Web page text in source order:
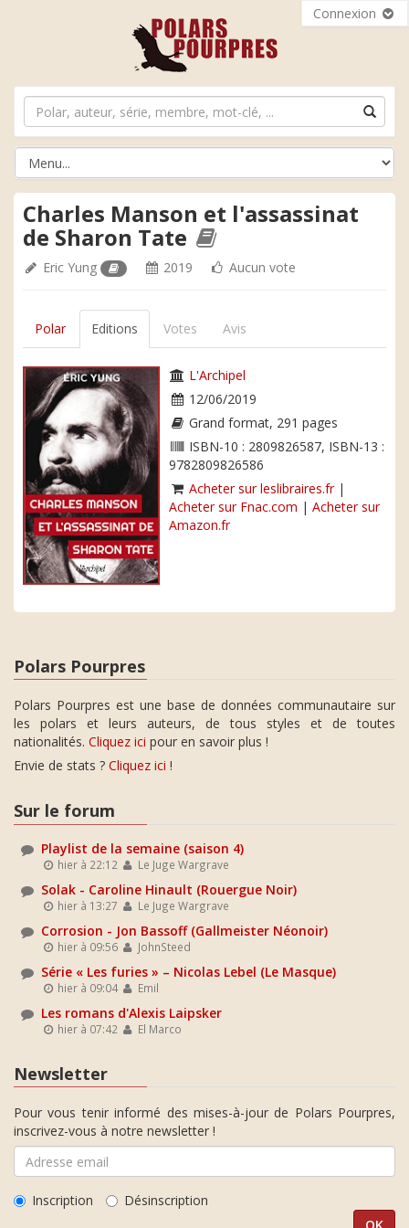
Connexion
Charles Manson et l'assassinat
de Sharon Tate
Eric Yung 2019 Aucun vote
Polar Editions Votes Avis
L'Archipel
12/06/2019
Grand format, 291 pages
ISBN-10 : 2809826587, ISBN-13 :
9782809826586
Acheter sur leslibraires.fr|
Acheter sur Fnac.com | Acheter sur
Amazon.fr
Polars Pourpres
Polars Pourpres est une base de données communautaire sur
les polars et leurs auteurs, de tous styles et de toutes
nationalités. Cliquez ici pour en savoir plus !
Envie de stats ? Cliquez ici !
Sur le forum
Playlist de la semaine (saison 4)
hier à 22:12 Le Juge Wargrave
Solak - Caroline Hinault (Rouergue Noir)
hier à 13:27 Le Juge Wargrave
Corrosion - Jon Bassoff (Gallmeister Néonoir)
hier à 09:56 JohnSteed
Série « Les furies » – Nicolas Lebel (Le Masque)
hier à 09:04 Emil
Les romans d'Alexis Laipsker
hier à 07:42 El Marco
Newsletter
Pour vous tenir informé des mises-à-jour de Polars Pourpres,
inscrivez-vous à notre newsletter !
Inscription Désinscription